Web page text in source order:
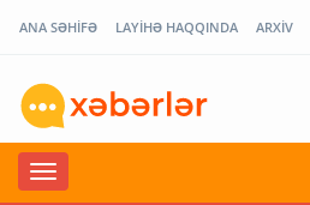
ANA SƏHİFƏ LAYİHƏ HAQQINDA ARXİV